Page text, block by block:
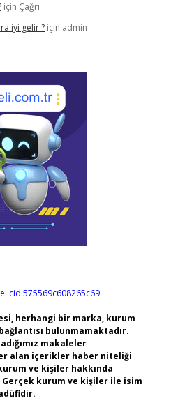
için Çağrı
iyi gelir ? için admin
herhangi bir marka, kurum
bulunmamaktadır.
makaleler
alan içerikler haber niteliği
ve kişiler hakkında
Gerçek kurum ve kişiler ile isim